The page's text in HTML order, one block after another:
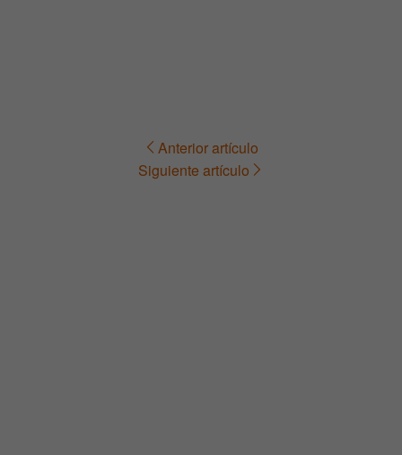
Navegación Anterior artículo
Siguiente artículo